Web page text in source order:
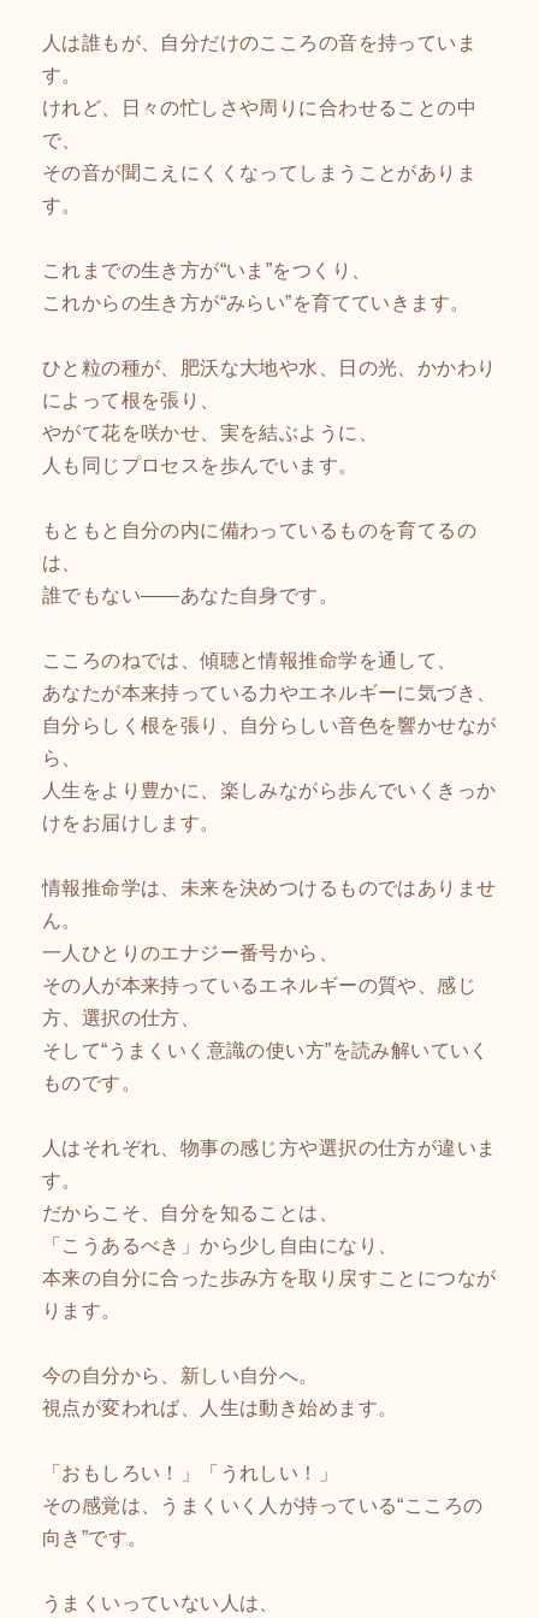
人は誰もが、自分だけのこころの音を持っていま
す。
けれど、日々の忙しさや周りに合わせることの中
で、
その音が聞こえにくくなってしまうことがありま
す。
これまでの生き方が“いま”をつくり、
これからの生き方が“みらい”を育てていきます。
ひと粒の種が、肥沃な大地や水、日の光、かかわり
によって根を張り、
やがて花を咲かせ、実を結ぶように、
人も同じプロセスを歩んでいます。
もともと自分の内に備わっているものを育てるの
は、
誰でもない――あなた自身です。
こころのねでは、傾聴と情報推命学を通して、
あなたが本来持っている力やエネルギーに気づき、
自分らしく根を張り、自分らしい音色を響かせなが
ら、
人生をより豊かに、楽しみながら歩んでいくきっか
けをお届けします。
情報推命学は、未来を決めつけるものではありませ
ん。
一人ひとりのエナジー番号から、
その人が本来持っているエネルギーの質や、感じ
方、選択の仕方、
そして“うまくいく意識の使い方”を読み解いていく
ものです。
人はそれぞれ、物事の感じ方や選択の仕方が違いま
す。
だからこそ、自分を知ることは、
「こうあるべき」から少し自由になり、
本来の自分に合った歩み方を取り戻すことにつなが
ります。
今の自分から、新しい自分へ。
視点が変われば、人生は動き始めます。
「おもしろい！」「うれしい！」
その感覚は、うまくいく人が持っている“こころの
向き”です。
うまくいっていない人は、